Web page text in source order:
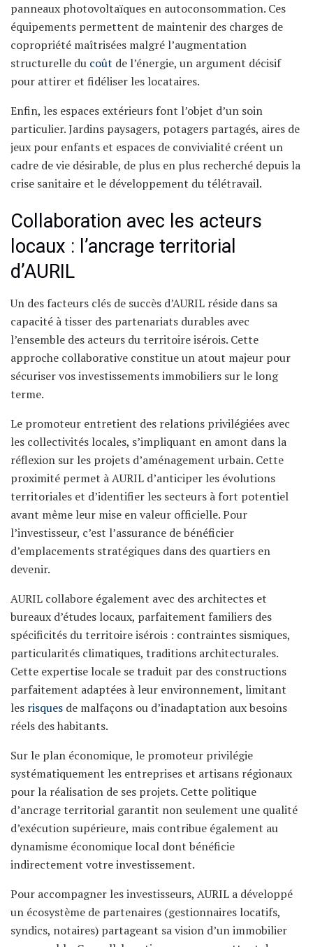
panneaux photovoltaïques en autoconsommation. Ces
équipements permettent de maintenir des charges de
copropriété maîtrisées malgré l’augmentation
structurelle du coût de l’énergie, un argument décisif
pour attirer et fidéliser les locataires.
Enfin, les espaces extérieurs font l’objet d’un soin
particulier. Jardins paysagers, potagers partagés, aires de
jeux pour enfants et espaces de convivialité créent un
cadre de vie désirable, de plus en plus recherché depuis la
crise sanitaire et le développement du télétravail.
Collaboration avec les acteurs
locaux : l’ancrage territorial
d’AURIL
Un des facteurs clés de succès d’AURIL réside dans sa
capacité à tisser des partenariats durables avec
l’ensemble des acteurs du territoire isérois. Cette
approche collaborative constitue un atout majeur pour
sécuriser vos investissements immobiliers sur le long
terme.
Le promoteur entretient des relations privilégiées avec
les collectivités locales, s’impliquant en amont dans la
réflexion sur les projets d’aménagement urbain. Cette
proximité permet à AURIL d’anticiper les évolutions
territoriales et d’identifier les secteurs à fort potentiel
avant même leur mise en valeur officielle. Pour
l’investisseur, c’est l’assurance de bénéficier
d’emplacements stratégiques dans des quartiers en
devenir.
AURIL collabore également avec des architectes et
bureaux d’études locaux, parfaitement familiers des
spécificités du territoire isérois : contraintes sismiques,
particularités climatiques, traditions architecturales.
Cette expertise locale se traduit par des constructions
parfaitement adaptées à leur environnement, limitant
les risques de malfaçons ou d’inadaptation aux besoins
réels des habitants.
Sur le plan économique, le promoteur privilégie
systématiquement les entreprises et artisans régionaux
pour la réalisation de ses projets. Cette politique
d’ancrage territorial garantit non seulement une qualité
d’exécution supérieure, mais contribue également au
dynamisme économique local dont bénéficie
indirectement votre investissement.
Pour accompagner les investisseurs, AURIL a développé
un écosystème de partenaires (gestionnaires locatifs,
syndics, notaires) partageant sa vision d’un immobilier